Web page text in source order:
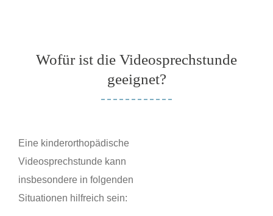
Wofür ist die Videosprechstunde
geeignet?
Eine kinderorthopädische
Videosprechstunde kann
insbesondere in folgenden
Situationen hilfreich sein: